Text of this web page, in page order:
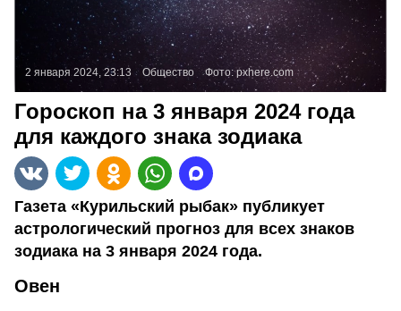
2 января 2024, 23:13 Общество Фото:pxhere.com
Гороскоп на 3 января 2024 года
для каждого знака зодиака
Газета «Курильский рыбак» публикует
астрологический прогноз для всех знаков
зодиака на 3 января 2024 года.
Овен